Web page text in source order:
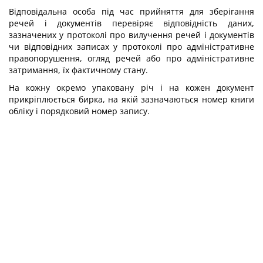
Відповідальна особа під час прийняття для зберігання
речей і документів перевіряє відповідність даних,
зазначених у протоколі про вилучення речей і документів
чи відповідних записах у протоколі про адміністративне
правопорушення, огляд речей або про адміністративне
затримання, їх фактичному стану.
На кожну окремо упаковану річ і на кожен документ
прикріплюється бирка, на якій зазначаються номер книги
обліку і порядковий номер запису.